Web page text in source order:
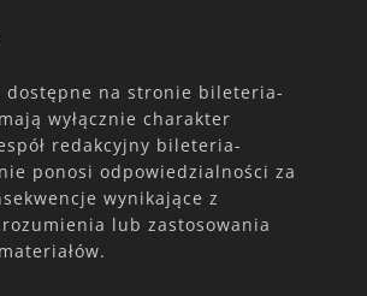
dostępne na stronie bileteria-
wyłącznie charakter
redakcyjny bileteria-
ponosi odpowiedzialności za
wynikające z
lub zastosowania